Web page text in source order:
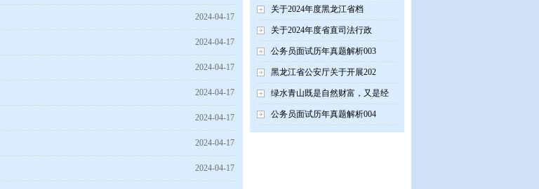
关于2024年度黑龙江省档
关于2024年度省直司法行政
公务员面试历年真题解析003
黑龙江省公安厅关于开展202
绿水青山既是自然财富，又是经
公务员面试历年真题解析004
2024-04-17
2024-04-17
2024-04-17
2024-04-17
2024-04-17
2024-04-17
2024-04-17